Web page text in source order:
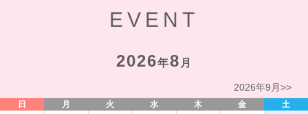
EVENT
2026年8 月
2026年9月>>
日 月 火 水 木 金
土